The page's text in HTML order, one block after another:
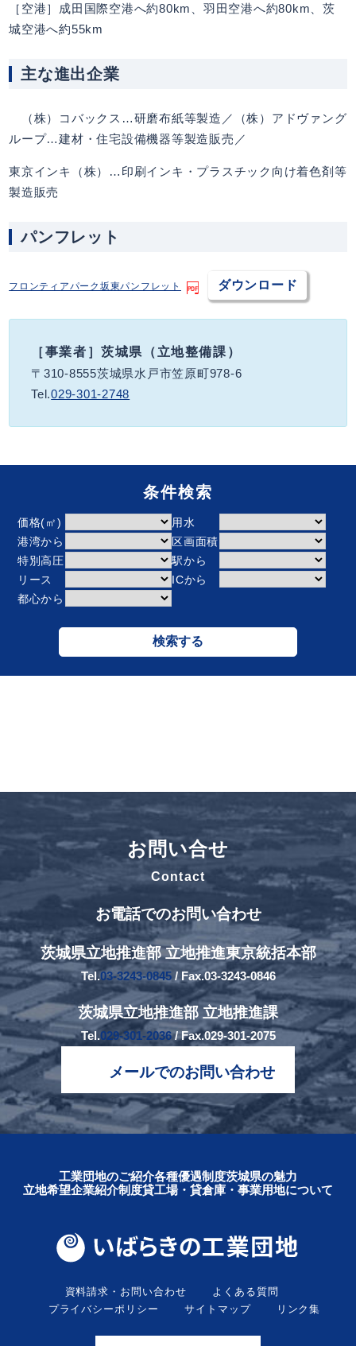
［空港］成田国際空港へ約80km、羽田空港へ約80km、茨
城空港へ約55km
主な進出企業
（株）コバックス…研磨布紙等製造／（株）アドヴァング
ループ…建材・住宅設備機器等製造販売／
東京インキ（株）…印刷インキ・プラスチック向け着色剤等
製造販売
パンフレット
フロンティアパーク坂東パンフレット ダウンロード
［事業者］茨城県（立地整備課）
〒310-8555茨城県水戸市笠原町978-6
Tel.029-301-2748
条件検索
価格(㎡)
用水
港湾から
区画面積
特別高圧
駅から
リース
ICから
都心から
検索する
お問い合せ
Contact
お電話でのお問い合わせ
茨城県立地推進部 立地推進東京統括本部
Tel.03-3243-0845/ Fax.03-3243-0846
茨城県立地推進部 立地推進課
Tel.029-301-2036/ Fax.029-301-2075
メールでのお問い合わせ
工業団地のご紹介各種優遇制度茨城県の魅力
立地希望企業紹介制度貸工場・貸倉庫・事業用地について
資料請求・お問い合わせ
よくある質問
プライバシーポリシー
サイトマップ リンク集